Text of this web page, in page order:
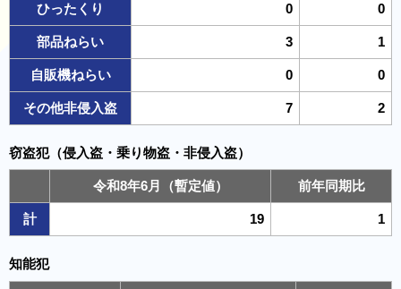
ひったくり 0 0
部品ねらい 3 1
自販機ねらい 0 0
その他非侵入盗 7 2
窃盗犯（侵入盗・乗り物盗・非侵入盗）
令和8年6月（暫定値） 前年同期比
計 19 1
知能犯